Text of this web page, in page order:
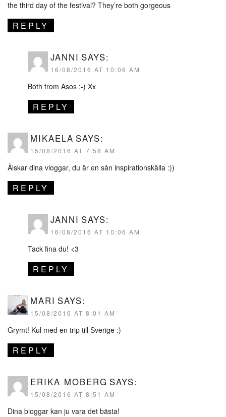
the third day of the festival? They’re both gorgeous
REPLY
JANNI SAYS:
16/08/2016 AT 10:06 AM
Both from Asos :-) Xx
REPLY
MIKAELA SAYS:
15/08/2016 AT 7:58 AM
Älskar dina vloggar, du är en sån inspirationskälla :))
REPLY
JANNI SAYS:
16/08/2016 AT 10:06 AM
Tack fina du! <3
REPLY
MARI SAYS:
15/08/2016 AT 8:01 AM
Grymt! Kul med en trip till Sverige :)
REPLY
ERIKA MOBERG SAYS:
15/08/2016 AT 8:51 AM
Dina bloggar kan ju vara det bästa!